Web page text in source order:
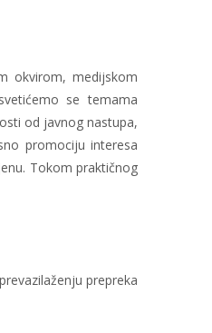
okvirom, medijskom
se temama
od javnog nastupa,
promociju interesa
Tokom praktičnog
prepreka